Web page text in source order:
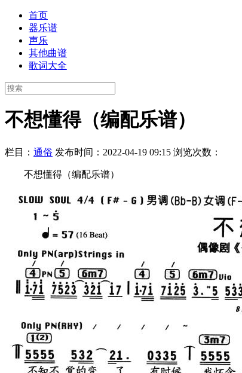
首页
器乐谱
声乐
其他曲谱
歌词大全
不想懂得（编配乐谱）
栏目： 通俗 发布时间：2022-04-19 09:15 浏览次数：
不想懂得（编配乐谱）